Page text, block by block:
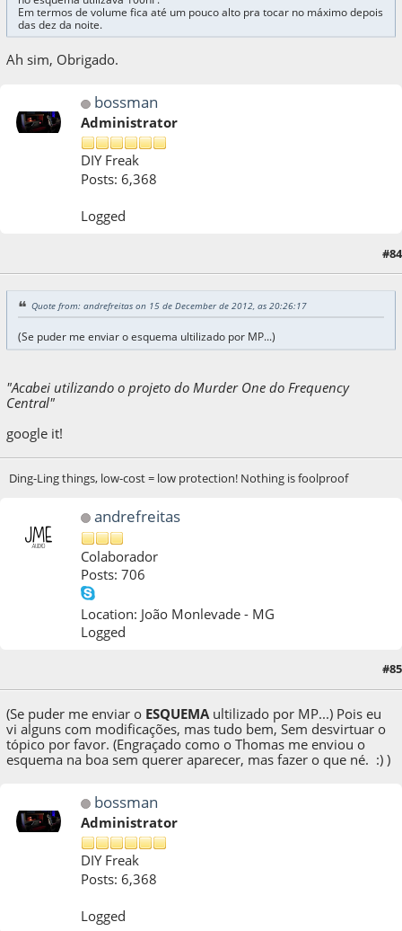
Em termos de volume fica até um pouco alto pra tocar no máximo depois
das dez da noite.
Ah sim, Obrigado.
bossman
Administrator
DIY Freak
Posts: 6,368
Logged
#84
Quote from: andrefreitas on 15 de December de 2012, as 20:26:17
(Se puder me enviar o esquema ultilizado por MP...)
"Acabei utilizando o projeto do Murder One do Frequency
Central"
google it!
Ding-Ling things, low-cost = low protection! Nothing is foolproof
andrefreitas
Colaborador
Posts: 706
Location: João Monlevade - MG
Logged
#85
(Se puder me enviar o ESQUEMAultilizado por MP...) Pois eu
vi alguns com modificações, mas tudo bem, Sem desvirtuar o
tópico por favor. (Engraçado como o Thomas me enviou o
esquema na boa sem querer aparecer, mas fazer o que né. :) )
bossman
Administrator
DIY Freak
Posts: 6,368
Logged